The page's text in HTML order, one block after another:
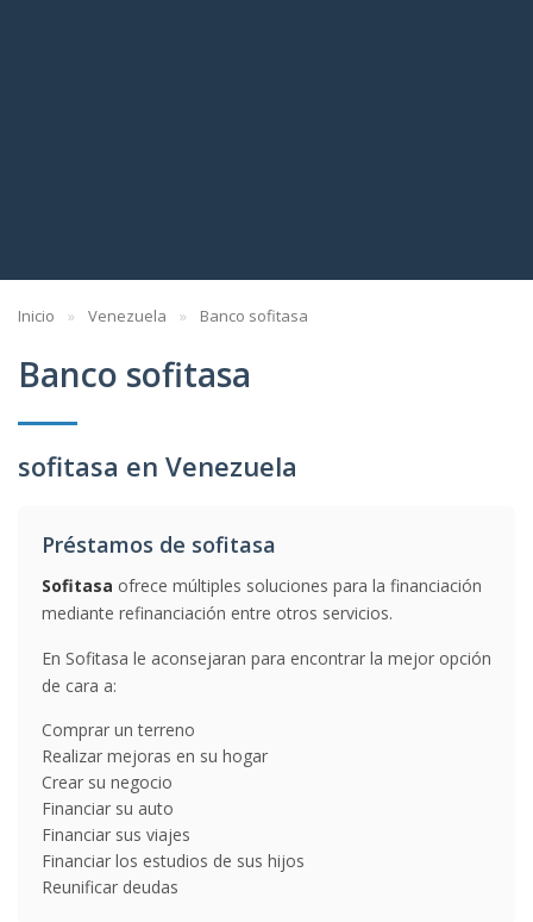
Inicio Venezuela Banco sofitasa
Banco sofitasa
sofitasa en Venezuela
Préstamos de sofitasa
Sofitasa ofrece múltiples soluciones para la financiación
mediante refinanciación entre otros servicios.
En Sofitasa le aconsejaran para encontrar la mejor opción
de cara a:
Comprar un terreno
Realizar mejoras en su hogar
Crear su negocio
Financiar su auto
Financiar sus viajes
Financiar los estudios de sus hijos
Reunificar deudas